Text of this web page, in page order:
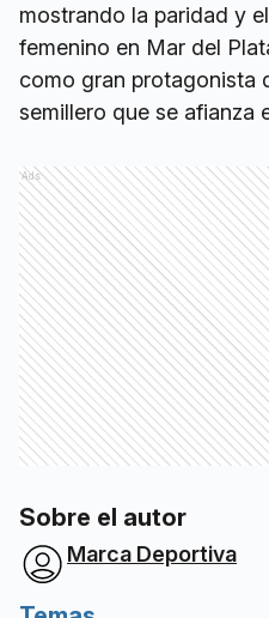
mostrando la paridad y
femenino en Mar del
como gran protagonista
semillero que se afianza
Ads
Sobre el autor
Marca Deportiva